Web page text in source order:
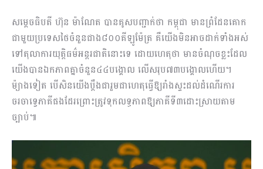
សម្តេចធិបតី ហ៊ុន ម៉ាណែត បានគូសបញ្ជាក់ថា កម្ពុជា មានព្រំដែនគោក
ជាមួយប្រទេសថៃចំនួនជាង៨០០គីឡូម៉ែត្រ គឺយើងមិនអាចដាក់ទាំងអស់
ទៅតុលាការយុត្តិធម៌អន្តរជាតិនោះទេ ដោយហេតុថា មានចំណុចខ្លះដែល
យើងបានឯកភាពគ្នាចំនួន៤៤បង្គោល លើសរុប៧៣បង្គោលហើយ។
ម៉្យាងទៀត បើសិនយើងប្តឹងជារួមជាហេតុធ្វើឱ្យរាំងស្ទះដល់ដំណើរការ
ចរចាទ្វេភាគីផងដែរព្រោះត្រូវទុកលទ្ធភាពឱ្យភាគីទី៣ដោះស្រាយតាម
ច្បាប់៕